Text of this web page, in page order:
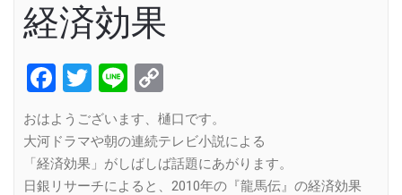
経済効果
Facebook
Twitter
Line
Link
おはようございます、樋口です。
大河ドラマや朝の連続テレビ小説による
「経済効果」がしばしば話題にあがります。
日銀リサーチによると、2010年の『龍馬伝』の経済効果